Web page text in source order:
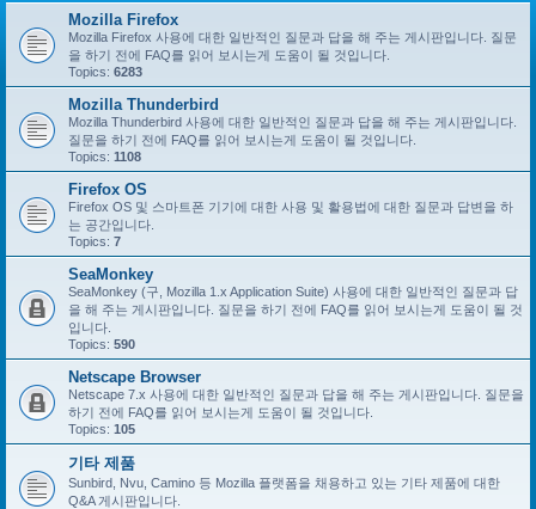
Mozilla Firefox
Mozilla Firefox 사용에 대한 일반적인 질문과 답을 해 주는 게시판입니다. 질문
을 하기 전에 FAQ를 읽어 보시는게 도움이 될 것입니다.
Topics: 6283
Mozilla Thunderbird
Mozilla Thunderbird 사용에 대한 일반적인 질문과 답을 해 주는 게시판입니다.
질문을 하기 전에 FAQ를 읽어 보시는게 도움이 될 것입니다.
Topics: 1108
Firefox OS
Firefox OS 및 스마트폰 기기에 대한 사용 및 활용법에 대한 질문과 답변을 하
는 공간입니다.
Topics: 7
SeaMonkey
SeaMonkey (구, Mozilla 1.x Application Suite) 사용에 대한 일반적인 질문과 답
을 해 주는 게시판입니다. 질문을 하기 전에 FAQ를 읽어 보시는게 도움이 될 것
입니다.
Topics: 590
Netscape Browser
Netscape 7.x 사용에 대한 일반적인 질문과 답을 해 주는 게시판입니다. 질문을
하기 전에 FAQ를 읽어 보시는게 도움이 될 것입니다.
Topics: 105
기타 제품
Sunbird, Nvu, Camino 등 Mozilla 플랫폼을 채용하고 있는 기타 제품에 대한
Q&A 게시판입니다.